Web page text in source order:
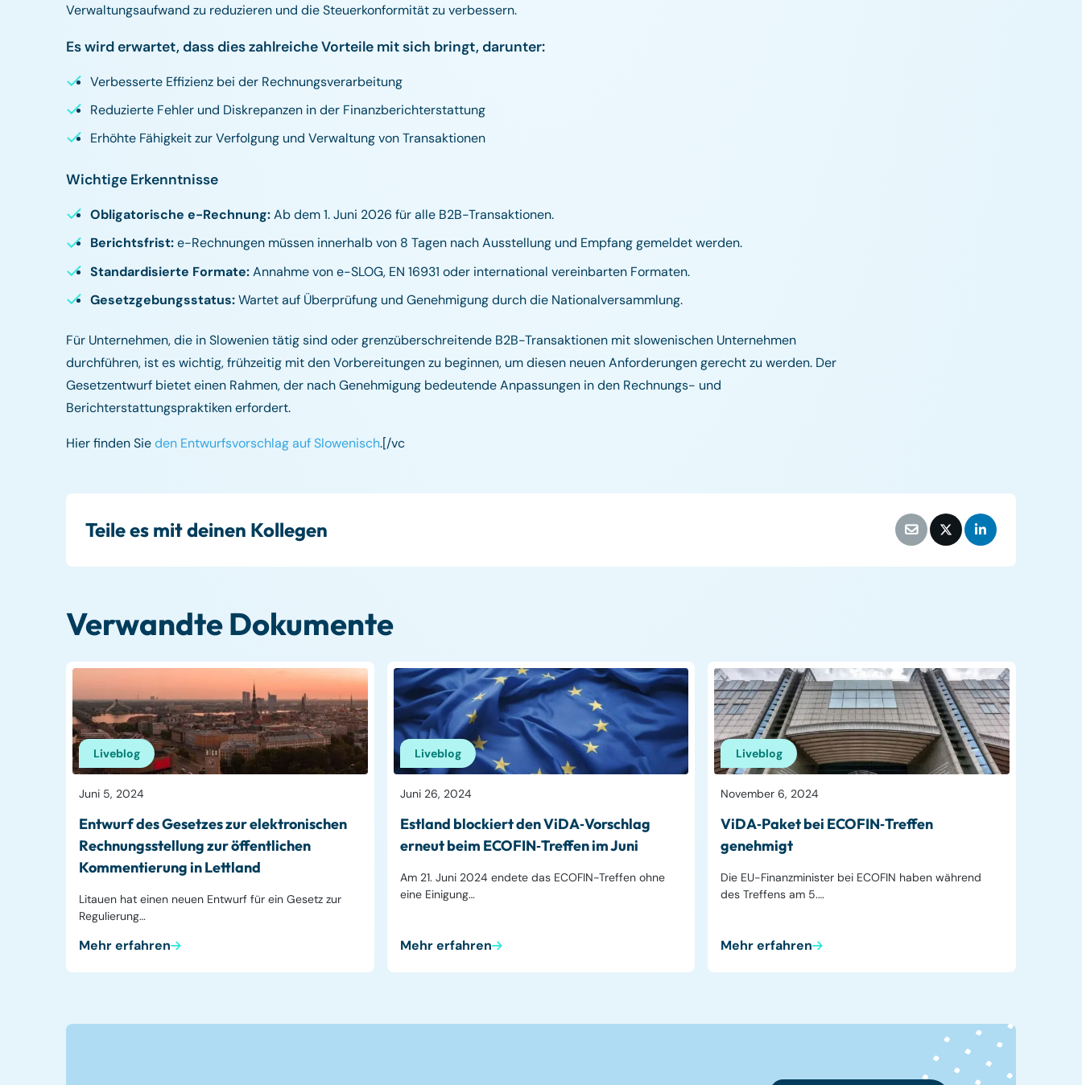
Verwaltungsaufwand zu reduzieren und die Steuerkonformität zu verbessern.
Es wird erwartet, dass dies zahlreiche Vorteile mit sich bringt, darunter:
Verbesserte Effizienz bei der Rechnungsverarbeitung
Reduzierte Fehler und Diskrepanzen in der Finanzberichterstattung
Erhöhte Fähigkeit zur Verfolgung und Verwaltung von Transaktionen
Wichtige Erkenntnisse
Obligatorische e-Rechnung:Ab dem 1. Juni 2026 für alle B2B-Transaktionen.
Berichtsfrist:e-Rechnungen müssen innerhalb von 8 Tagen nach Ausstellung und Empfang gemeldet werden.
Standardisierte Formate:Annahme von e-SLOG, EN 16931 oder international vereinbarten Formaten.
Gesetzgebungsstatus:Wartet auf Überprüfung und Genehmigung durch die Nationalversammlung.
Für Unternehmen, die in Slowenien tätig sind oder grenzüberschreitende B2B-Transaktionen mit slowenischen Unternehmen
durchführen, ist es wichtig, frühzeitig mit den Vorbereitungen zu beginnen, um diesen neuen Anforderungen gerecht zu werden. Der
Gesetzentwurf bietet einen Rahmen, der nach Genehmigung bedeutende Anpassungen in den Rechnungs- und
Berichterstattungspraktiken erfordert.
Hier finden Sieden Entwurfsvorschlag auf Slowenisch.[/vc
Teile es mit deinen Kollegen
Verwandte Dokumente
Liveblog
Juni 5, 2024
Entwurf des Gesetzes zur elektronischen
Rechnungsstellung zur öffentlichen
Kommentierung in Lettland
Litauen hat einen neuen Entwurf für ein Gesetz zur
Regulierung…
Mehr erfahren
Liveblog
Juni 26, 2024
Estland blockiert den ViDA‑Vorschlag
erneut beim ECOFIN‑Treffen im Juni
Am 21. Juni 2024 endete das ECOFIN-Treffen ohne
eine Einigung…
Mehr erfahren
Liveblog
November 6, 2024
ViDA‑Paket bei ECOFIN‑Treffen
genehmigt
Die EU-Finanzminister bei ECOFIN haben während
des Treffens am 5.…
Mehr erfahren